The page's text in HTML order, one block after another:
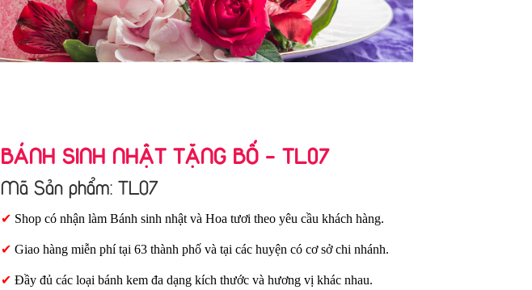
BÁNH SINH NHẬT TẶNG BỐ - TL07
Mã Sản phẩm: TL07
✔ Shop có nhận làm Bánh sinh nhật và Hoa tươi theo yêu cầu khách hàng.
✔ Giao hàng miễn phí tại 63 thành phố và tại các huyện có cơ sở chi nhánh.
✔ Đầy đủ các loại bánh kem đa dạng kích thước và hương vị khác nhau.